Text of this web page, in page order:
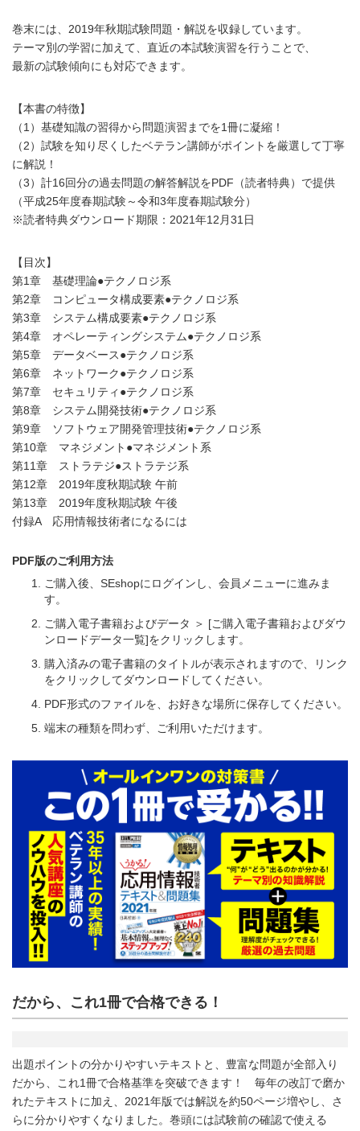
巻末には、2019年秋期試験問題・解説を収録しています。
テーマ別の学習に加えて、直近の本試験演習を行うことで、
最新の試験傾向にも対応できます。
【本書の特徴】
（1）基礎知識の習得から問題演習までを1冊に凝縮！
（2）試験を知り尽くしたベテラン講師がポイントを厳選して丁寧
に解説！
（3）計16回分の過去問題の解答解説をPDF（読者特典）で提供
（平成25年度春期試験～令和3年度春期試験分）
※読者特典ダウンロード期限：2021年12月31日
【目次】
第1章 基礎理論●テクノロジ系
第2章 コンピュータ構成要素●テクノロジ系
第3章 システム構成要素●テクノロジ系
第4章 オペレーティングシステム●テクノロジ系
第5章 データベース●テクノロジ系
第6章 ネットワーク●テクノロジ系
第7章 セキュリティ●テクノロジ系
第8章 システム開発技術●テクノロジ系
第9章 ソフトウェア開発管理技術●テクノロジ系
第10章 マネジメント●マネジメント系
第11章 ストラテジ●ストラテジ系
第12章 2019年度秋期試験 午前
第13章 2019年度秋期試験 午後
付録A 応用情報技術者になるには
PDF版のご利用方法
ご購入後、SEshopにログインし、会員メニューに進みま
す。
ご購入電子書籍およびデータ ＞ [ご購入電子書籍およびダウ
ンロードデータ一覧]をクリックします。
購入済みの電子書籍のタイトルが表示されますので、リンク
をクリックしてダウンロードしてください。
PDF形式のファイルを、お好きな場所に保存してください。
端末の種類を問わず、ご利用いただけます。
だから、これ1冊で合格できる！
出題ポイントの分かりやすいテキストと、豊富な問題が全部入り
だから、これ1冊で合格基準を突破できます！ 毎年の改訂で磨か
れたテキストに加え、2021年版では解説を約50ページ増やし、さ
らに分かりやすくなりました。巻頭には試験前の確認で使える